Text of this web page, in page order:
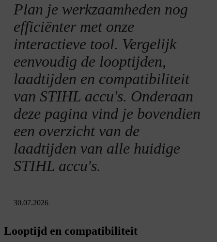
Plan je werkzaamheden nog
efficiënter met onze
interactieve tool. Vergelijk
eenvoudig de looptijden,
laadtijden en compatibiliteit
van STIHL accu's. Onderaan
deze pagina vind je bovendien
een overzicht van de
laadtijden van alle huidige
STIHL accu's.
30.07.2026
Looptijd en compatibiliteit